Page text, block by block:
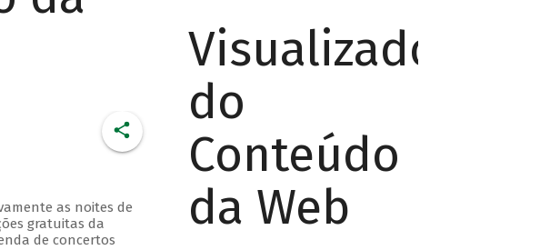
as noites de
gratuitas da
de concertos
Visualizador
do
Conteúdo
da Web